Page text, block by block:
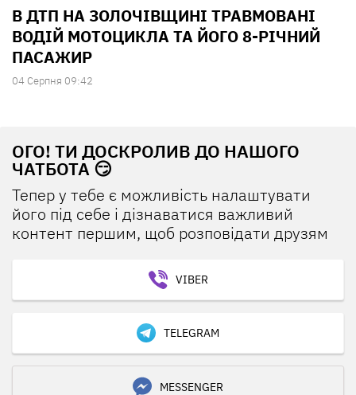
В ДТП НА ЗОЛОЧІВЩИНІ ТРАВМОВАНІ
ВОДІЙ МОТОЦИКЛА ТА ЙОГО 8-РІЧНИЙ
ПАСАЖИР
04 Серпня 09:42
ОГО! ТИ ДОСКРОЛИВ ДО НАШОГО
ЧАТБОТА 😏
Тепер у тебе є можливість налаштувати
його під себе і дізнаватися важливий
контент першим, щоб розповідати друзям
VIBER
TELEGRAM
MESSENGER